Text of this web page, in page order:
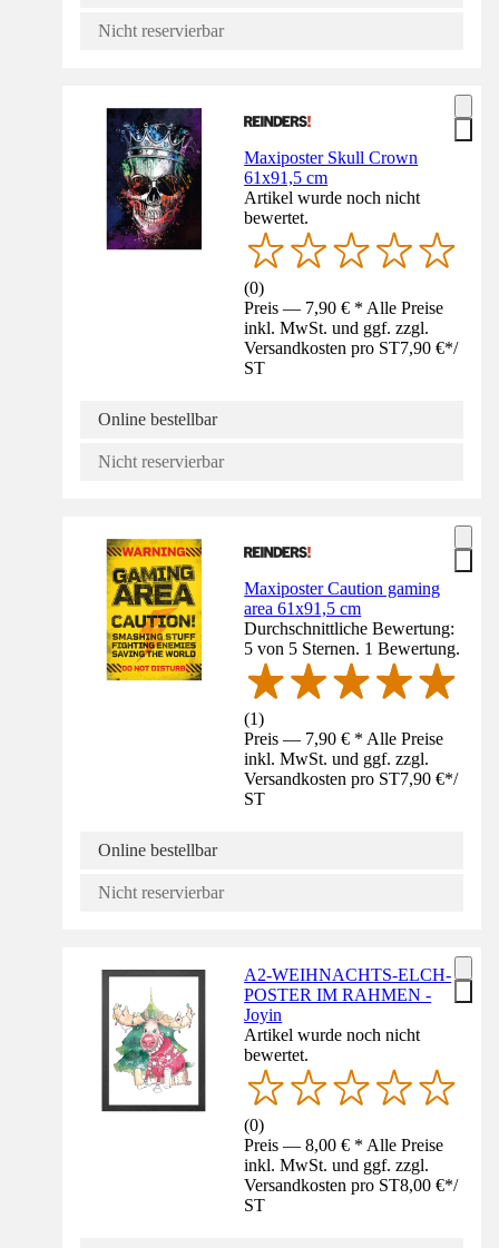
Nicht reservierbar
Maxiposter Skull Crown
61x91,5 cm
Artikel wurde noch nicht
bewertet.
(0)
Preis — 7,90 € * Alle Preise
inkl. MwSt. und ggf. zzgl.
Versandkosten pro ST7,90 €*/
ST
Online bestellbar
Nicht reservierbar
Maxiposter Caution gaming
area 61x91,5 cm
Durchschnittliche Bewertung:
5 von 5 Sternen. 1 Bewertung.
(1)
Preis — 7,90 € * Alle Preise
inkl. MwSt. und ggf. zzgl.
Versandkosten pro ST7,90 €*/
ST
Online bestellbar
Nicht reservierbar
A2-WEIHNACHTS-ELCH-
POSTER IM RAHMEN -
Joyin
Artikel wurde noch nicht
bewertet.
(0)
Preis — 8,00 € * Alle Preise
inkl. MwSt. und ggf. zzgl.
Versandkosten pro ST8,00 €*/
ST